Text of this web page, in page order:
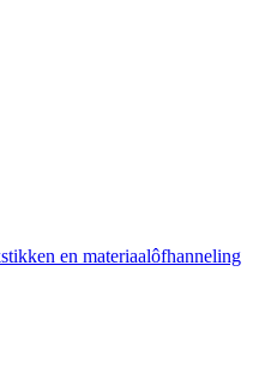
en materiaalôfhanneling